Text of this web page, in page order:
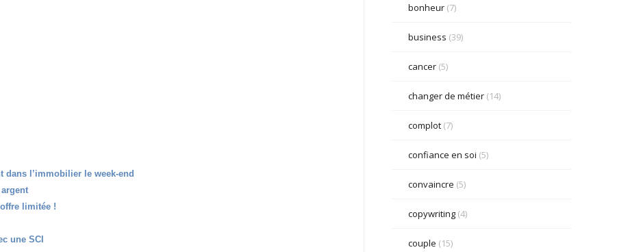
l’immobilier le week-end
limitée !
une SCI
bonheur(7)
business (39)
cancer(5)
changer de métier(14)
complot(7)
confiance en soi (5)
convaincre (5)
copywriting(4)
couple (15)